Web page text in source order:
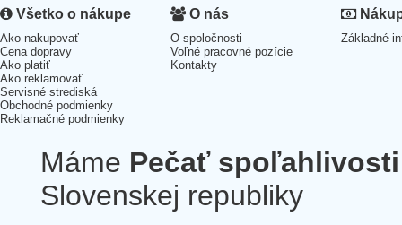
Všetko o nákupe
Ako nakupovať
Cena dopravy
Ako platiť
Ako reklamovať
Servisné strediská
Obchodné podmienky
Reklamačné podmienky
O nás
O spoločnosti
Voľné pracovné pozície
Kontakty
Základné
Máme Pečať spoľahlivosti
Slovenskej republiky